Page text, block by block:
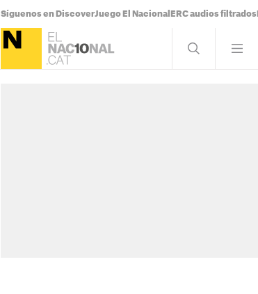
Síguenos en DiscoverJuego El Nacional ERC audios filtrados